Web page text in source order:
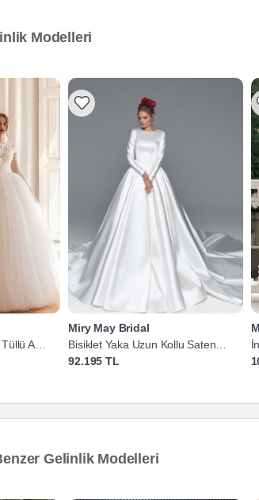
Modelleri
A
Miry May Bridal
Bisiklet Yaka Uzun Kollu Saten
Gelinlik
92.195 TL
Gelinlik Modelleri